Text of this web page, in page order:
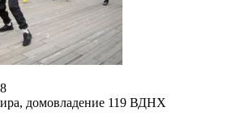
домовладение 119 ВДНХ